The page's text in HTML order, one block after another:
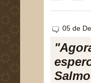
05 de